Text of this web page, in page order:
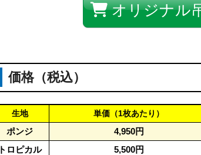
オリジナル
価格（税込）
生地 単価（1枚あたり）
ポンジ
4,950円
トロピカル
5,500円